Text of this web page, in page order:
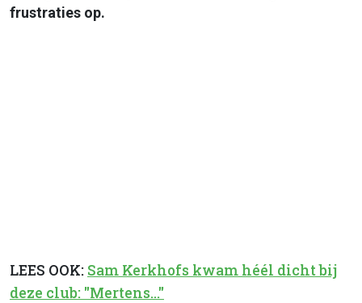
frustraties op.
LEES OOK: Sam Kerkhofs kwam héél dicht bij
deze club: "Mertens..."